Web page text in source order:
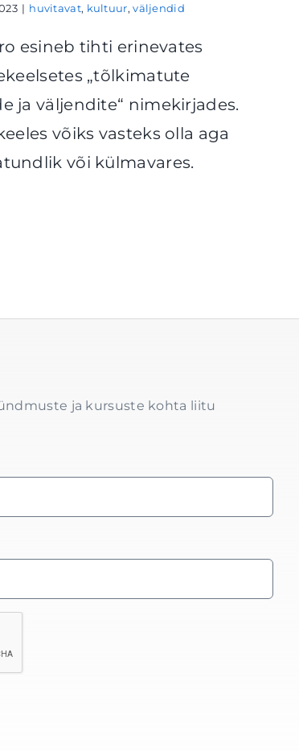
| huvitavat, kultuur,väljendid
esineb tihti erinevates
„tõlkimatute
ja väljendite“ nimekirjades.
võiks vasteks olla aga
või külmavares.
ja kursuste kohta liitu